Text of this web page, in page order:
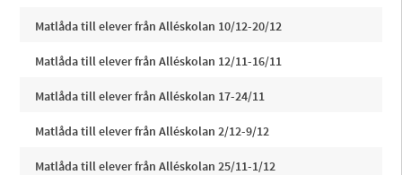
Matlåda till elever från Alléskolan 10/12-20/12
Matlåda till elever från Alléskolan 12/11-16/11
Matlåda till elever från Alléskolan 17-24/11
Matlåda till elever från Alléskolan 2/12-9/12
Matlåda till elever från Alléskolan 25/11-1/12